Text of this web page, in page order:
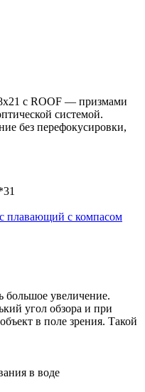
с ROOF — призмами
системой.
без перефокусировки,
плавающий с компасом
большое увеличение.
угол обзора и при
в поле зрения. Такой
в воде